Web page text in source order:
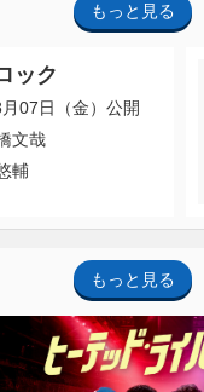
もっと見る
ック
07日（金）公開
文哉
輔
もっと見る